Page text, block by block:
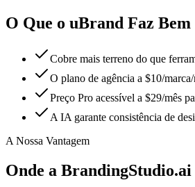
O Que o uBrand Faz Bem
Cobre mais terreno do que
O plano de agência a $10/
Preço Pro acessível a $29/mês
A IA garante consistência de
A Nossa Vantagem
Onde a